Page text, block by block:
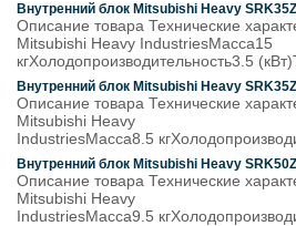
Внутренний блок Mitsubishi Heavy
Описание товара Технические
Mitsubishi Heavy IndustriesМасса15
кгХолодопроизводительность3.5
Внутренний блок Mitsubishi Heavy
Описание товара Технические
Mitsubishi Heavy
IndustriesМасса8.5
Внутренний блок Mitsubishi Heavy
Описание товара Технические
Mitsubishi Heavy
IndustriesМасса9.5